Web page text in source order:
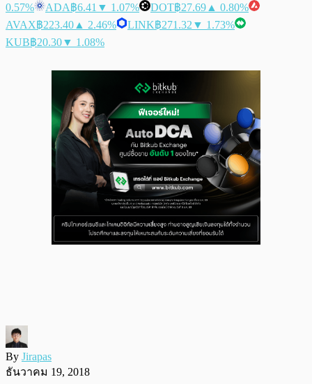
0.57%
ADA฿6.41 ▼ 1.07% DOT฿27.69 ▲ 0.80%
AVAX฿223.40 ▲ 2.46% LINK฿271.32 ▼ 1.73%
KUB฿20.30▼ 1.08%
By Jirapas
ธันวาคม 19, 2018